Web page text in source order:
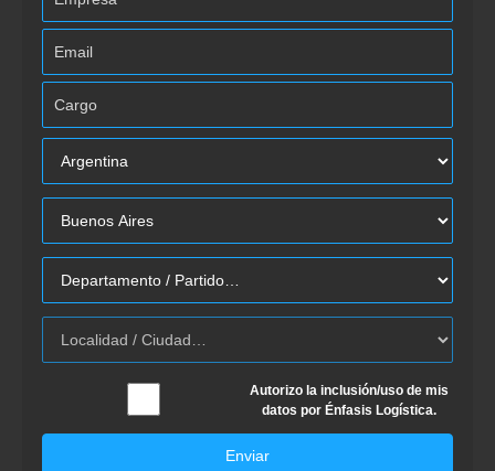
Autorizo la inclusión/uso de mis
datos por Énfasis Logística.
Enviar